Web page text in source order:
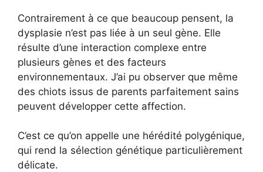
Contrairement à ce que beaucoup pensent, la
dysplasie n’est pas liée à un seul gène. Elle
résulte d’une interaction complexe entre
plusieurs gènes et des facteurs
environnementaux. J’ai pu observer que même
des chiots issus de parents parfaitement sains
peuvent développer cette affection.
C’est ce qu’on appelle une hérédité polygénique,
qui rend la sélection génétique particulièrement
délicate.